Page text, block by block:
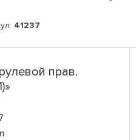
41237
прав.